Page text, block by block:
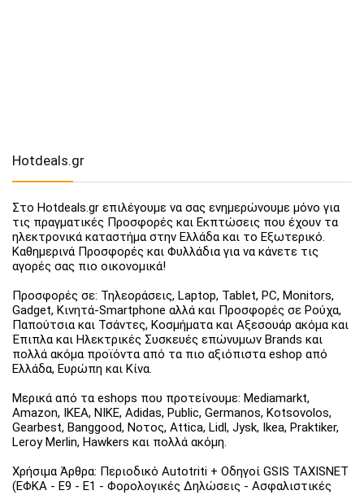
Hotdeals.gr
Στο Hotdeals.gr επιλέγουμε να σας ενημερώνουμε μόνο για
τις πραγματικές Προσφορές και Εκπτώσεις που έχουν τα
ηλεκτρονικά καταστήμα στην Ελλάδα και το Εξωτερικό.
Καθημερινά Προσφορές και Φυλλάδια για να κάνετε τις
αγορές σας πιο οικονομικά!
Προσφορές σε: Τηλεοράσεις, Laptop, Tablet, PC, Monitors,
Gadget, Κινητά-Smartphone αλλά και Προσφορές σε Ρούχα,
Παπούτσια και Τσάντες, Κοσμήματα και Αξεσουάρ ακόμα και
Έπιπλα και Ηλεκτρικές Συσκευές επώνυμων Brands και
πολλά ακόμα προϊόντα από τα πιο αξιόπιστα eshop από
Ελλάδα, Ευρώπη και Κίνα.
Μερικά από τα eshops που προτείνουμε: Mediamarkt,
Amazon, IKEA, NIKE, Adidas, Public, Germanos, Kotsovolos,
Gearbest, Banggood, Νοτος, Attica, Lidl, Jysk, Ikea, Praktiker,
Leroy Merlin, Hawkers και πολλά ακόμη.
Χρήσιμα Άρθρα: Περιοδικό Autotriti + Οδηγοί GSIS TAXISNET
(ΕΦΚΑ - Ε9 - Ε1 - Φορολογικές Δηλώσεις - Ασφαλιστικές